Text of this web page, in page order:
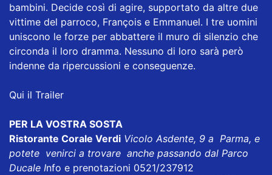
bambini. Decide così di agire, supportato da altre due
vittime del parroco, François e Emmanuel. I tre uomini
uniscono le forze per abbattere il muro di silenzio che
circonda il loro dramma. Nessuno di loro sarà però
indenne da ripercussioni e conseguenze.
Qui il Trailer
PER LA VOSTRA SOSTA
Ristorante Corale Verdi Vicolo Asdente, 9 a Parma, e
potete venirci a trovare anche passando dal Parco
Ducale Info e prenotazioni 0521/237912